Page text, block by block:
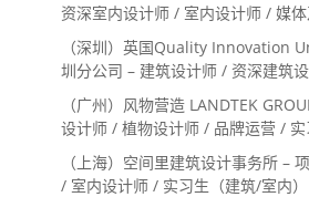
资深室内设计师 / 室内设计师 / 媒体
系主管 / 设计实习生（常年招聘）
（深圳）英国Quality Innovation
圳分公司 – 建筑设计师 / 资深建筑
内设计师 / 设计实习生
（广州）风物营造 LANDTEK
设计师 / 植物设计师 / 品牌运营 / 实
（上海）空间里建筑设计事务所 –
/ 室内设计师 / 实习生（建筑/室内）